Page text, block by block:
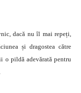
dacă nu îl mai repeți,
și dragostea către
o pildă adevărată pentru